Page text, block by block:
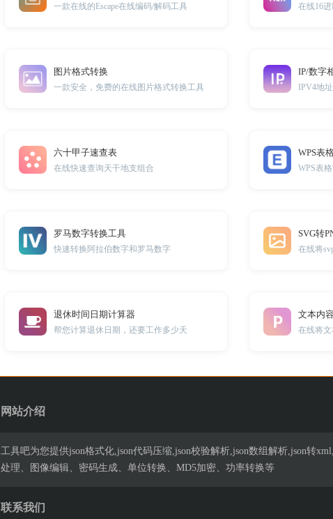
一款在线的Escape在线编码/解码工具 在线16
图片格式转换
一款安全，免费的在线图片格式转换工具
IP/数字
IPV4地
六十甲子速查表
在线快速查询天干地支组合
WPS表
罗马数字转换工具
快速转换阿拉伯数字和罗马数字
SVG转
在线将
退休时间日期计算器
帮您计算退休日期，还要工作多少天
文本内
在线将
网站介绍
工具吧为您提供json格式化,json代码压缩,json校验解析,json数组解析,json转
处理、图像编辑、密码生成、单位转换、MD5加密、功率转换等
联系我们